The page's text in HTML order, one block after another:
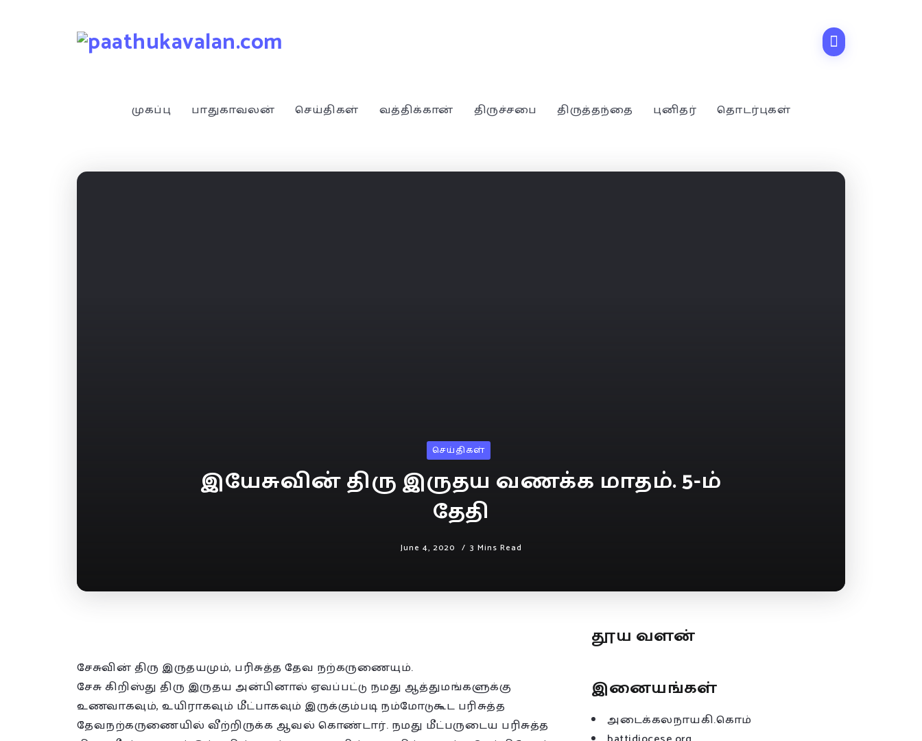
முகப்பு பாதுகாவலன் செய்திகள் வத்திக்கான் திருச்சபை திருத்தந்தை புனிதர் தொடர்புகள்
செய்திகள்
இயேசுவின் திரு இருதய வணக்க மாதம். 5-ம்
தேதி
June 4, 2020 3 Mins Read
சேசுவின் திரு இருதயமும், பரிசுத்த தேவ நற்கருணையும்.
சேசு கிறிஸ்து திரு இருதய அன்பினால் ஏவப்பட்டு நமது ஆத்துமங்களுக்கு
உணவாகவும், உயிராகவும் மீட்பாகவும் இருக்கும்படி நம்மோடுகூட பரிசுத்த
தேவநற்கருணையில் வீற்றிருக்க ஆவல் கொண்டார். நமது மீட்பருடைய பரிசுத்த
தூய வளன்
இனையங்கள்
அடைக்கலநாயகி.கொம்